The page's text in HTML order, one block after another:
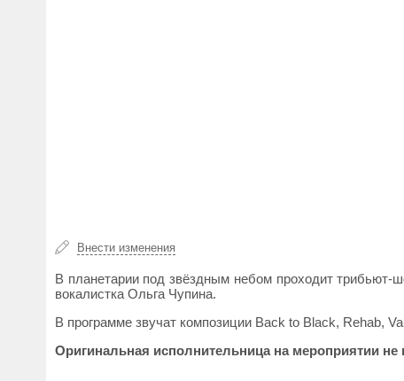
Внести изменения
В планетарии под звёздным небом проходит
вокалистка Ольга Чупина.
В программе звучат композиции Back to Black, Rehab,
Оригинальная исполнительница на мероприятии не